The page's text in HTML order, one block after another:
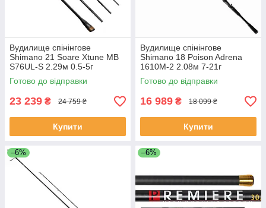
Вудилище спінінгове
Shimano 21 Soare Xtune MB
S76UL-S 2.29м 0.5-5г
Готово до відправки
23 239 ₴ 24 759 ₴
Купити
Вудилище спінінгове
Shimano 18 Poison Adrena
1610M-2 2.08м 7-21г
Готово до відправки
16 989 ₴ 18 099 ₴
Купити
–6% –6%